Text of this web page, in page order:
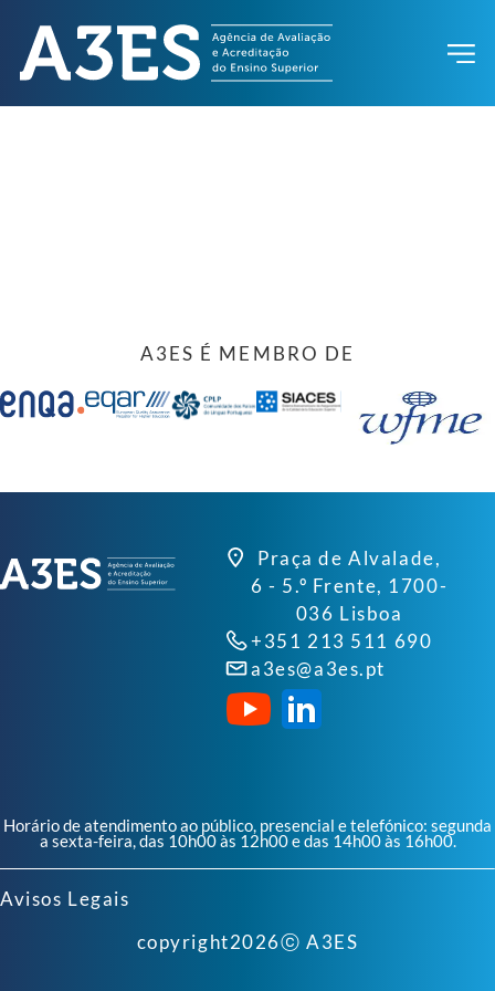
A3ES É MEMBRO DE
Praça de Alvalade,
6 - 5.º Frente, 1700-
036 Lisboa
+351 213 511 690
a3es@a3es.pt
Horário de atendimento ao público, presencial e telefónico: segunda
a sexta-feira, das 10h00 às 12h00 e das 14h00 às 16h00.
Avisos Legais
copyright2026ⓒ A3ES